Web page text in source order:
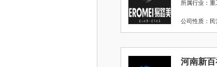
所属行业：
公司性质
河南新